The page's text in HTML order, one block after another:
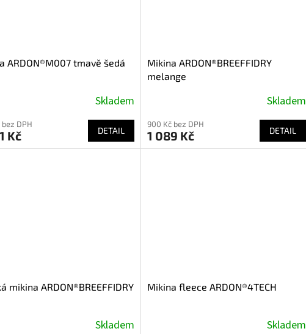
ARDON®M007 tmavě šedá
Skladem
DPH
Kč DETAIL
Mikina ARDON®BREEFFIDRY
melange
Skladem
900 Kč bez DPH
1 089 Kč DETAIL
mikina ARDON®BREEFFIDRY
Skladem
Mikina fleece ARDON®4TECH
Skladem